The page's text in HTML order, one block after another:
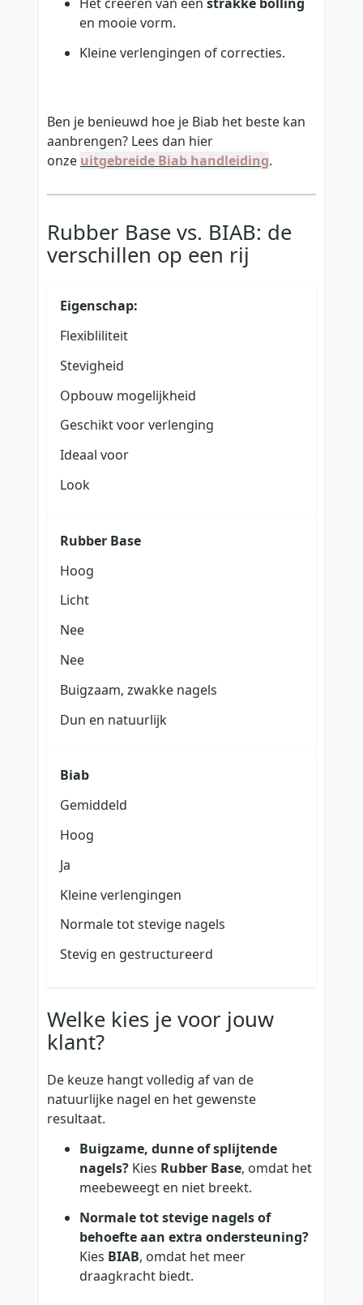
en mooie vorm.
Kleine verlengingen of correcties.
Ben je benieuwd hoe je Biab het beste kan
aanbrengen? Lees dan hier
onze uitgebreide Biab handleiding.
Rubber Base vs. BIAB: de
verschillen op een rij
Eigenschap:
Flexibliliteit
Stevigheid
Opbouw mogelijkheid
Geschikt voor verlenging
Ideaal voor
Look
Rubber Base
Hoog
Licht
Nee
Nee
Buigzaam, zwakke nagels
Dun en natuurlijk
Biab
Gemiddeld
Hoog
Ja
Kleine verlengingen
Normale tot stevige nagels
Stevig en gestructureerd
Welke kies je voor jouw
klant?
De keuze hangt volledig af van de
natuurlijke nagel en het gewenste
resultaat.
Buigzame, dunne of splijtende
nagels? Kies Rubber Base, omdat het
meebeweegt en niet breekt.
Normale tot stevige nagels of
behoefte aan extra ondersteuning?
Kies BIAB, omdat het meer
draagkracht biedt.